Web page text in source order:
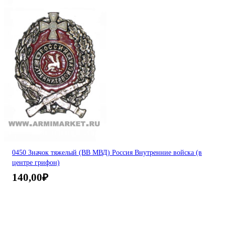
0450 Значок тяжелый (ВВ МВД) Россия Внутренние войска (в
центре грифон)
140,00₽